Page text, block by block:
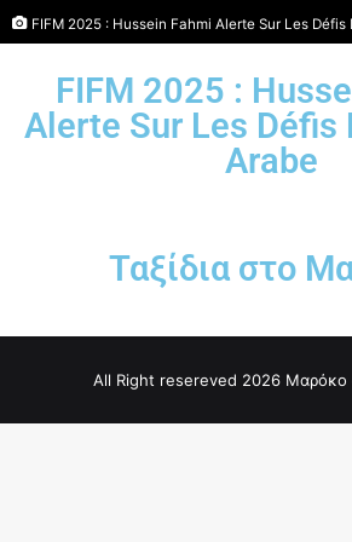
FIFM 2025 : Hussein Fahmi Alerte Sur Les Défis
FIFM 2025 :
Alerte Sur Les Défis
Arabe
Ταξίδια στο
All Right resereved 2026 Μαρόκο